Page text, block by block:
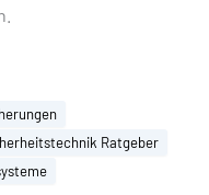
Ratgeber